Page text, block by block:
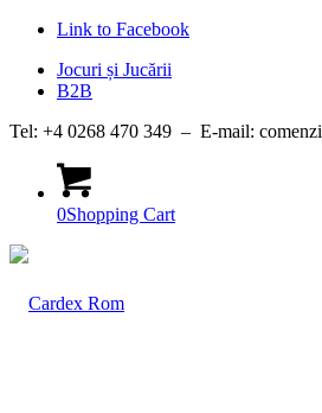
Link to Facebook
Jocuri și Jucării
B2B
Tel: +4 0268 470 349 – E-mail:
0Shopping Cart